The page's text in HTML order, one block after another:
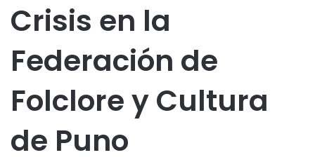
Crisis en la
Federación de
Folclore y Cultura
de Puno